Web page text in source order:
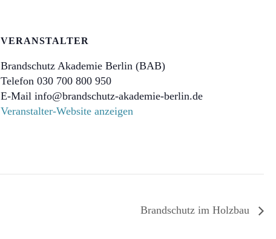
VERANSTALTER
Brandschutz Akademie Berlin (BAB)
Telefon030 700 800 950
E-Mailinfo@brandschutz-akademie-berlin.de
Veranstalter-Website anzeigen
Brandschutz im Holzbau